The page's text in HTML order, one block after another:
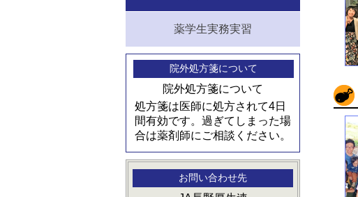
薬学生実務実習
院外処方箋について
院外処方箋について
処方箋は医師に処方されて4日
間有効です。過ぎてしまった場
合は薬剤師にご相談ください。
お問い合わせ先